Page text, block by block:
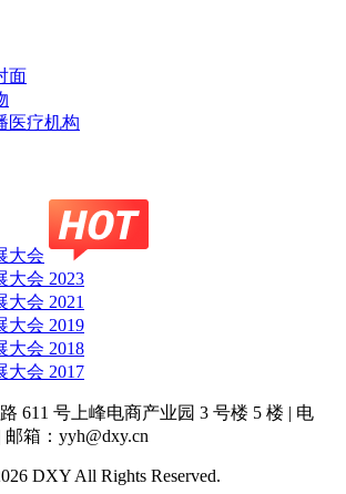
面
医疗机构
大会
大会 2023
会 2021
大会 2019
大会 2018
大会 2017
611 号上峰电商产业园 3 号楼 5 楼 | 电
邮箱：yyh@dxy.cn
DXY All Rights Reserved.